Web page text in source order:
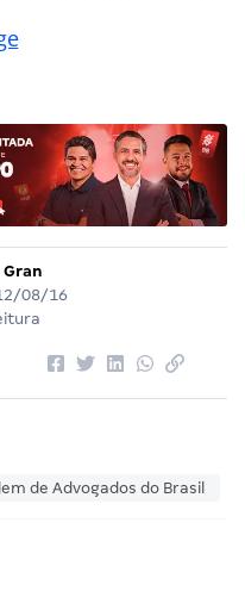
Gran
08/16
de Advogados do Brasil